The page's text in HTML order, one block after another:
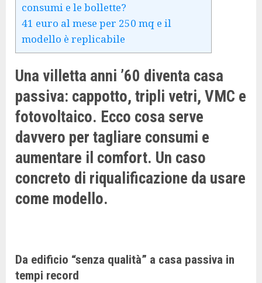
consumi e le bollette?
41 euro al mese per 250 mq e il
modello è replicabile
Una villetta anni ’60 diventa casa
passiva: cappotto, tripli vetri, VMC e
fotovoltaico. Ecco cosa serve
davvero per tagliare consumi e
aumentare il comfort. Un caso
concreto di riqualificazione da usare
come modello.
Da edificio “senza qualità” a casa passiva in
tempi record